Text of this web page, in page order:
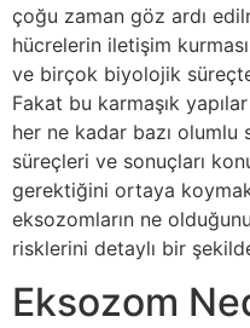
çoğu zaman göz ardı
hücrelerin iletişim
ve birçok biyolojik
Fakat bu karmaşık
her ne kadar bazı
süreçleri ve sonuçları
gerektiğini ortaya
eksozomların ne
risklerini detaylı bir
Eksozom